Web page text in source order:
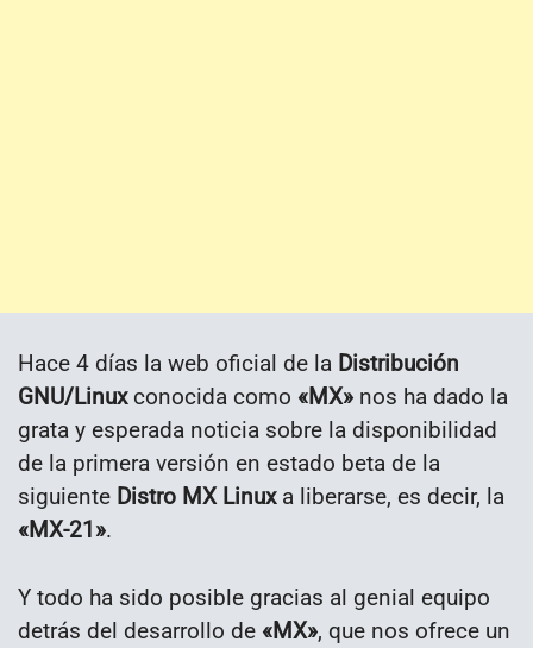
Hace 4 días la web oficial de la Distribución
GNU/Linuxconocida como «MX» nos ha dado la
grata y esperada noticia sobre la disponibilidad
de la primera versión en estado beta de la
siguiente Distro MX Linuxa liberarse, es decir, la
«MX-21».
Y todo ha sido posible gracias al genial equipo
detrás del desarrollo de «MX», que nos ofrece un